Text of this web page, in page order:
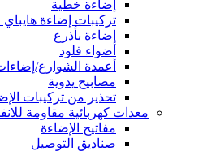
إضاءة خطية
تركيبات إضاءة هايباي
إضاءة بأذرع
أضواء فلود
أعمدة الشوارع/
مصابيح يدوية
تحذير من تركيبات
معدات كهربائية مقاومة
مفاتيح الإضاءة
صناديق التوصيل